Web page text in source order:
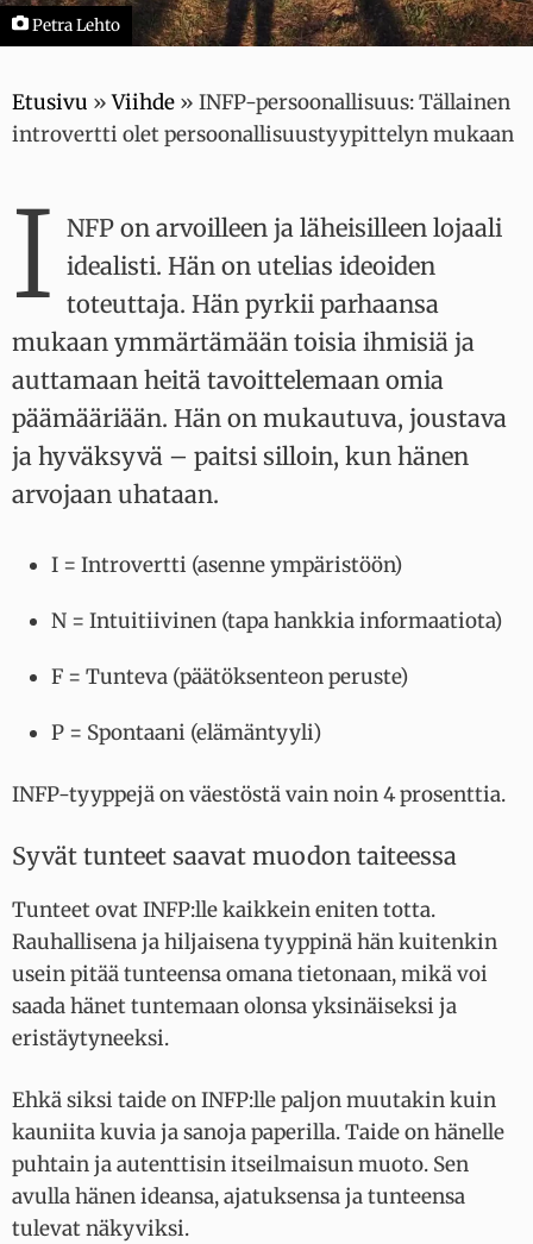
Petra Lehto
Etusivu »Viihde » INFP-persoonallisuus: Tällainen
introvertti olet persoonallisuustyypittelyn mukaan
I NFP on arvoilleen ja läheisilleen lojaali
idealisti. Hän on utelias ideoiden
toteuttaja. Hän pyrkii parhaansa
mukaan ymmärtämään toisia ihmisiä ja
auttamaan heitä tavoittelemaan omia
päämääriään. Hän on mukautuva, joustava
ja hyväksyvä – paitsi silloin, kun hänen
arvojaan uhataan.
I = Introvertti (asenne ympäristöön)
N = Intuitiivinen (tapa hankkia informaatiota)
F = Tunteva (päätöksenteon peruste)
P = Spontaani (elämäntyyli)
INFP-tyyppejä on väestöstä vain noin 4 prosenttia.
Syvät tunteet saavat muodon taiteessa
Tunteet ovat INFP:lle kaikkein eniten totta.
Rauhallisena ja hiljaisena tyyppinä hän kuitenkin
usein pitää tunteensa omana tietonaan, mikä voi
saada hänet tuntemaan olonsa yksinäiseksi ja
eristäytyneeksi.
Ehkä siksi taide on INFP:lle paljon muutakin kuin
kauniita kuvia ja sanoja paperilla. Taide on hänelle
puhtain ja autenttisin itseilmaisun muoto. Sen
avulla hänen ideansa, ajatuksensa ja tunteensa
tulevat näkyviksi.